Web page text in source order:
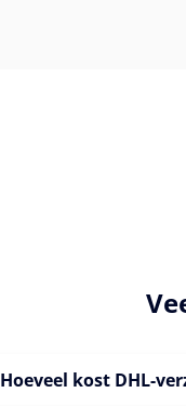
Hoeveel kost DHL-